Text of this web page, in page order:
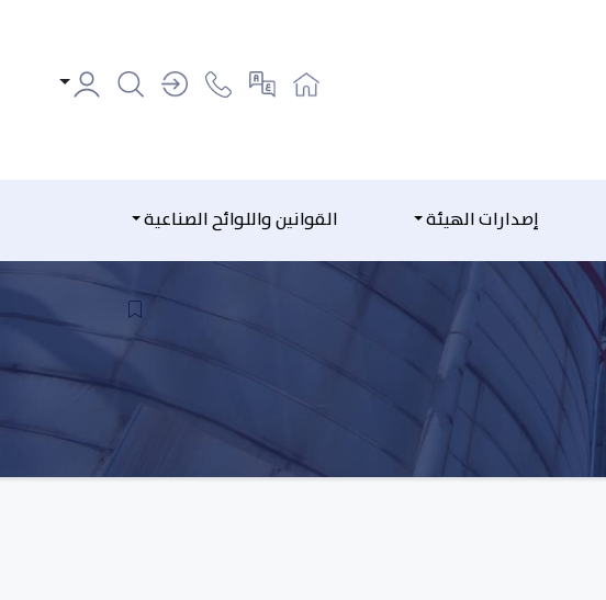
إصدارات الهيئة القوانين واللوائح الصناعية